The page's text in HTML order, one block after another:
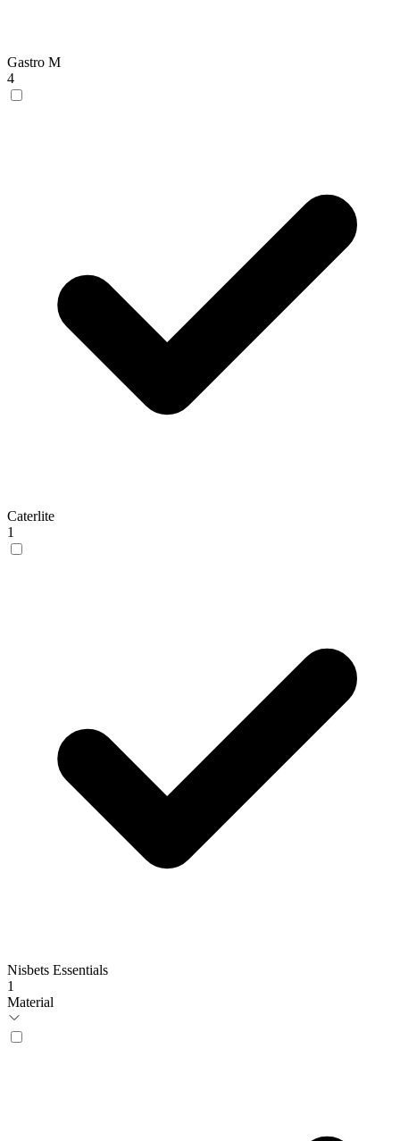
Gastro M
4
Caterlite
1
Nisbets Essentials
1
Material